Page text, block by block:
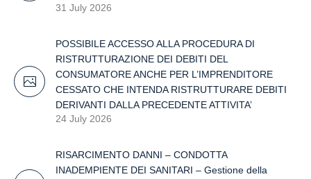
31 July 2026
POSSIBILE ACCESSO ALLA PROCEDURA DI
RISTRUTTURAZIONE DEI DEBITI DEL
CONSUMATORE ANCHE PER L’IMPRENDITORE
CESSATO CHE INTENDA RISTRUTTURARE DEBITI
DERIVANTI DALLA PRECEDENTE ATTIVITA’
24 July 2026
RISARCIMENTO DANNI – CONDOTTA
INADEMPIENTE DEI SANITARI – Gestione della